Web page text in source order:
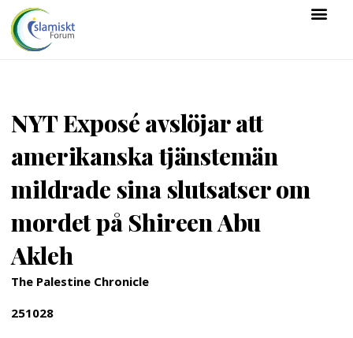
NYT Exposé avslöjar att
amerikanska tjänstemän
mildrade sina slutsatser om
mordet på Shireen Abu
Akleh
The Palestine Chronicle
251028